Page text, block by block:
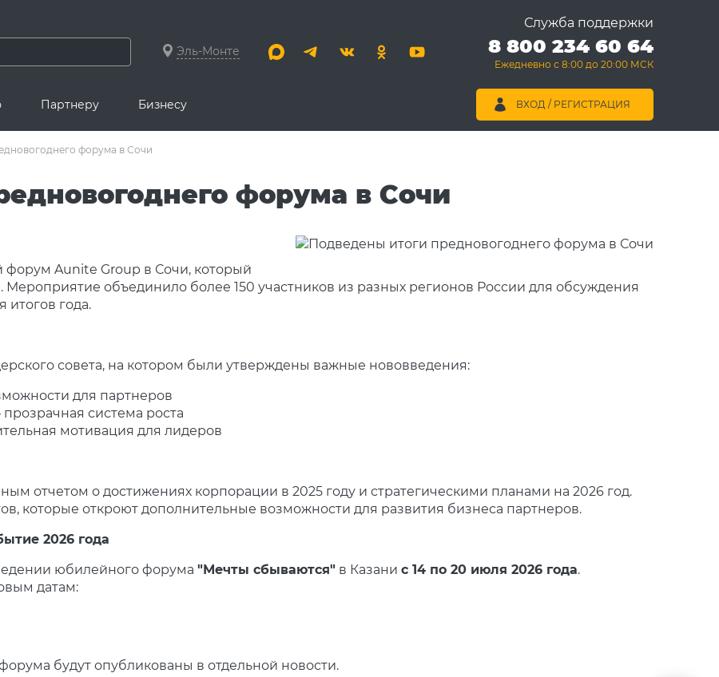
Эль-Монте
Служба поддержки
8 800 234 60 64
Ежедневно с 8:00 до 20:00 МСК
Партнеру Бизнесу ВХОД / РЕГИСТРАЦИЯ
форума в Сочи
форума в Сочи
Aunite Group в Сочи, который
объединило более 150 участников из разных регионов России для обсуждения
итогов года.
совета, на котором были утверждены важные нововведения:
для партнеров
система роста
мотивация для лидеров
отчетом о достижениях корпорации в 2025 году и стратегическими планами на 2026 год.
которые откроют дополнительные возможности для развития бизнеса партнеров.
2026 года
юбилейного форума "Мечты сбываются" в Казани с 14 по 20 июля 2026 года.
датам:
будут опубликованы в отдельной новости.